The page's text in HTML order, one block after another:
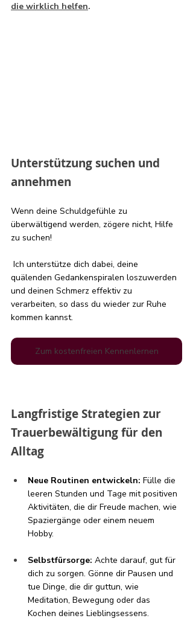
die wirklich helfen.
Unterstützung suchen und
annehmen
Wenn deine Schuldgefühle zu
überwältigend werden, zögere nicht, Hilfe
zu suchen!
quälenden Gedankenspiralen loszuwerden
und deinen Schmerz effektiv zu
verarbeiten, so dass du wieder zur Ruhe
kommen kannst.
Zum kostenfreien Kennenlernen
Langfristige Strategien zur
Trauerbewältigung für den
Alltag
Neue Routinen entwickeln: Fülle die
leeren Stunden und Tage mit positiven
Aktivitäten, die dir Freude machen, wie
Spaziergänge oder einem neuem
Hobby.
Selbstfürsorge: Achte darauf, gut für
dich zu sorgen. Gönne dir Pausen und
tue Dinge, die dir guttun, wie
Meditation, Bewegung oder das
Kochen deines Lieblingsessens.